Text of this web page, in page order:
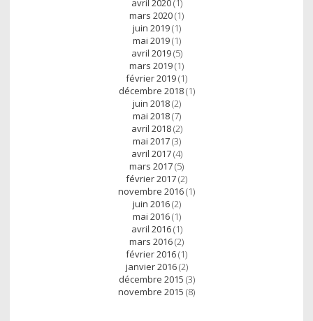
avril 2020(1)
mars 2020(1)
juin 2019(1)
mai 2019(1)
avril 2019(5)
mars 2019(1)
février 2019(1)
décembre 2018(1)
juin 2018(2)
mai 2018(7)
avril 2018(2)
mai 2017(3)
avril 2017(4)
mars 2017(5)
février 2017(2)
novembre 2016(1)
juin 2016(2)
mai 2016(1)
avril 2016(1)
mars 2016(2)
février 2016(1)
janvier 2016(2)
décembre 2015 (3)
novembre 2015 (8)